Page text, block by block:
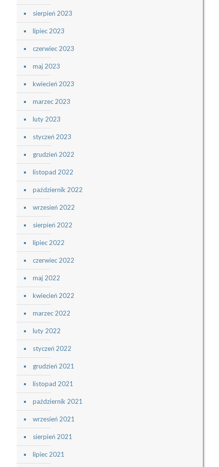
sierpień 2023
lipiec 2023
czerwiec 2023
maj 2023
kwiecień 2023
marzec 2023
luty 2023
styczeń 2023
grudzień 2022
listopad 2022
październik 2022
wrzesień 2022
sierpień 2022
lipiec 2022
czerwiec 2022
maj 2022
kwiecień 2022
marzec 2022
luty 2022
styczeń 2022
grudzień 2021
listopad 2021
październik 2021
wrzesień 2021
sierpień 2021
lipiec 2021